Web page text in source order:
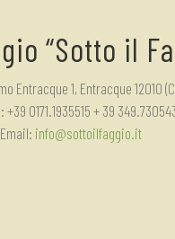
“Sotto il
Entracque 1, Entracque 12010
+39 0171.1935515 + 39
Email: info@sottoilfaggio.it